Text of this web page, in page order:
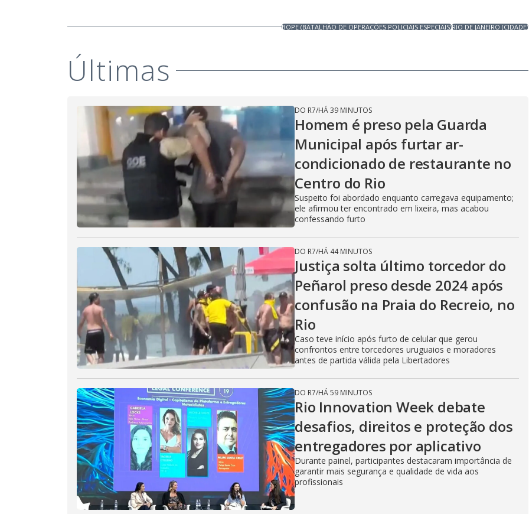
BOPE (BATALHÃO DE OPERAÇÕES POLICIAIS ESPECIAIS)RIO DE JANEIRO (CIDADE)
Últimas
DO R7/HÁ 39 MINUTOS
Homem é preso pela Guarda
Municipal após furtar ar-
condicionado de restaurante no
Centro do Rio
Suspeito foi abordado enquanto carregava equipamento;
ele afirmou ter encontrado em lixeira, mas acabou
confessando furto
DO R7/HÁ 44 MINUTOS
Justiça solta último torcedor do
Peñarol preso desde 2024 após
confusão na Praia do Recreio, no
Rio
Caso teve início após furto de celular que gerou
confrontos entre torcedores uruguaios e moradores
antes de partida válida pela Libertadores
DO R7/HÁ 59 MINUTOS
Rio Innovation Week debate
desafios, direitos e proteção dos
entregadores por aplicativo
Durante painel, participantes destacaram importância de
garantir mais segurança e qualidade de vida aos
profissionais